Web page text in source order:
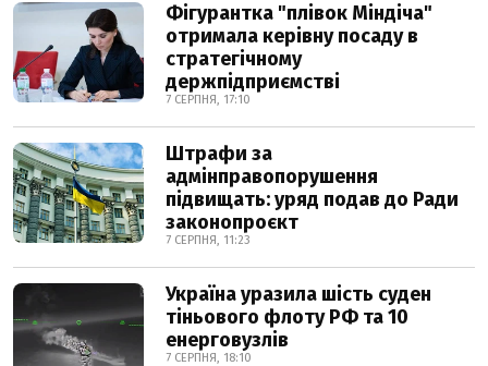
Фігурантка "плівок Міндіча"
отримала керівну посаду в
стратегічному
держпідприємстві
7 СЕРПНЯ, 17:10
Штрафи за
адмінправопорушення
підвищать: уряд подав до Ради
законопроєкт
7 СЕРПНЯ, 11:23
Україна уразила шість суден
тіньового флоту РФ та 10
енерговузлів
7 СЕРПНЯ, 18:10